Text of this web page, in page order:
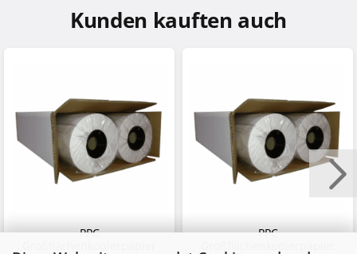
Kunden kauften auch
PPC
PPC